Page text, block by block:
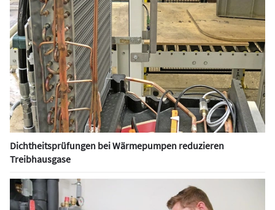
Dichtheitsprüfungen bei Wärmepumpen reduzieren
Treibhausgase